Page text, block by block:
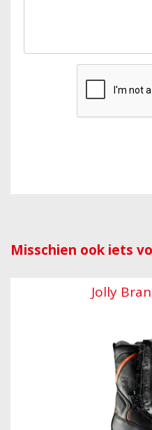
Misschien ook iets
Jolly